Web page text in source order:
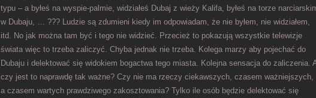
typu – a byłeś na wyspie-palmie, widziałeś Dubaj z wieży Kalifa, byłeś na torze
w Dubaju, … ??? Ludzie są zdumieni kiedy im odpowiadam, że nie byłem, nie widziałem,
itd. No jak można tam być i tego nie widzieć. Przecież to pokazują wszystkie telewizje
świata więc to trzeba zaliczyć. Chyba jednak nie trzeba. Kolega marzy aby pojechać do
Dubaju i delektować się widokiem bogactwa tego miasta. Kolejna sensacja do zaliczenia.
czy jest to naprawdę tak ważne? Czy nie ma rzeczy ciekawszych, czasem ważniejszych,
a czasem wartych prawdziwego zakosztowania? Tylko ile osób będzie delektować się